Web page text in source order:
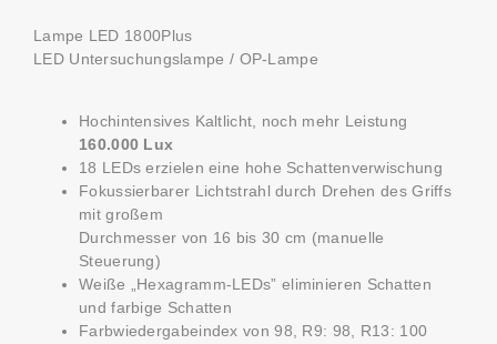
Lampe LED 1800Plus
LED Untersuchungslampe / OP-Lampe
Hochintensives Kaltlicht, noch mehr Leistung
160.000 Lux
18 LEDs erzielen eine hohe Schattenverwischung
Fokussierbarer Lichtstrahl durch Drehen des Griffs
mit großem
Durchmesser von 16 bis 30 cm (manuelle
Steuerung)
Weiße „Hexagramm-LEDs” eliminieren Schatten
und farbige Schatten
Farbwiedergabeindex von 98, R9: 98, R13: 100